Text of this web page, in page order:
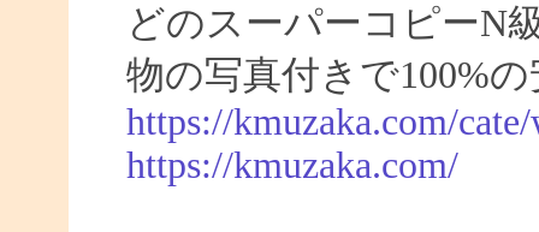
どのスーパーコピーN
物の写真付きで100%
https://kmuzaka.com/
https://kmuzaka.com/